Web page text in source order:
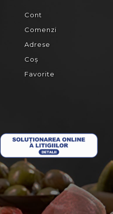
Cont
Comenzi
Adrese
Coș
Favorite